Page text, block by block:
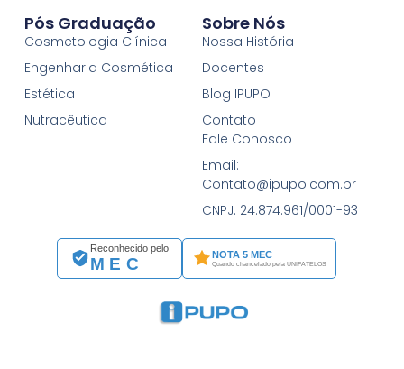
Reconhecido pelo
MEC
NOTA 5 MEC
Quando chancelado pela UNIFATELOS
Pós Graduação
Cosmetologia Clínica
Engenharia Cosmética
Estética
Nutracêutica
Sobre Nós
Nossa História
Docentes
Blog IPUPO
Contato
Fale Conosco
Email:
Contato@ipupo.com.br
CNPJ: 24.874.961/0001-93